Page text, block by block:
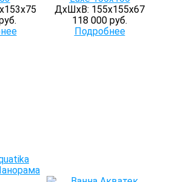
ДхШхВ: 155х155х67
118 000 руб.
Подробнее